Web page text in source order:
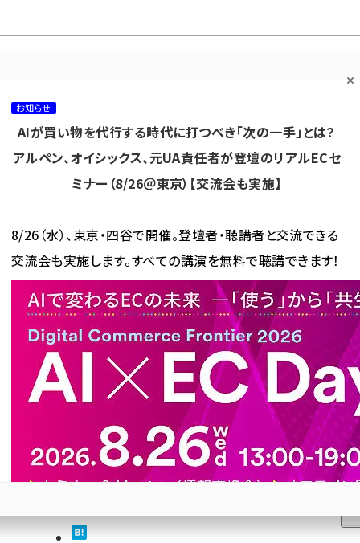
カテゴリ／種別 から探す セミナー／イベント から探す
われている記事の一覧
ている記事の一覧
本ナ
庭に 人
お知らせ
AIが買い物を代行する時代に打つべき「次の一手」とは？
アルペン、オイシックス、元UA責任者が登壇のリアルECセ
ミナー（8/26＠東京）【交流会も実施】
8/26（水）、東京・四谷で開催。登壇者・聴講者と交流できる
交流会も実施します。すべての講演を無料で聴講できます！